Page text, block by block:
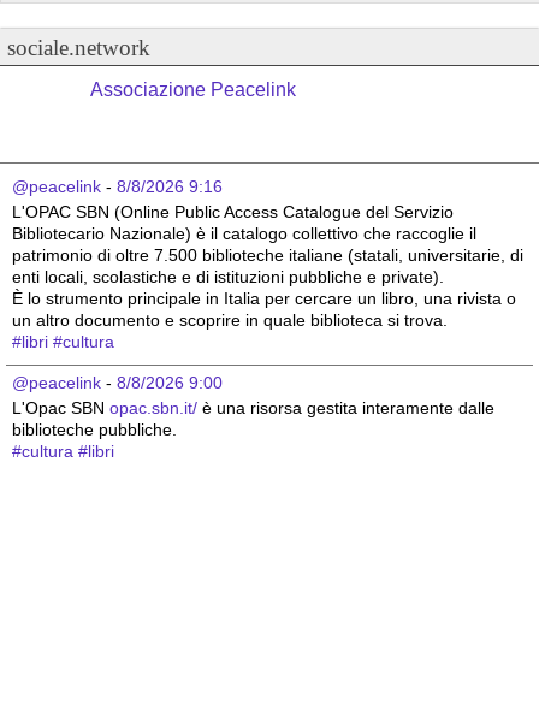
sociale.network
Associazione Peacelink
@peacelink - 8/8/2026 9:16
L'OPAC SBN (Online Public Access Catalogue del Servizio
Bibliotecario Nazionale) è il catalogo collettivo che raccoglie il
patrimonio di oltre 7.500 biblioteche italiane (statali, universitarie, di
enti locali, scolastiche e di istituzioni pubbliche e private).
È lo strumento principale in Italia per cercare un libro, una rivista o
un altro documento e scoprire in quale biblioteca si trova.
#libri #cultura
@peacelink - 8/8/2026 9:00
L'Opac SBN opac.sbn.it/ è una risorsa gestita interamente dalle
biblioteche pubbliche.
#cultura #libri